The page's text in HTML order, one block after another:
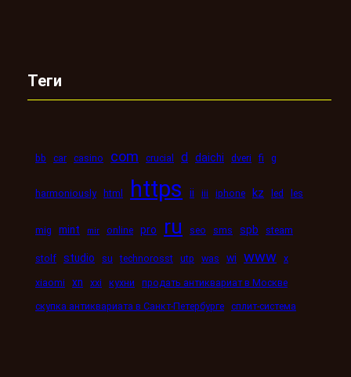
Теги
bb car casino com crucial d daichi dveri fi g
harmoniously html https ii iii iphone kz led les
mig mint mir online pro ru seo sms spb steam
stolf studio su technorosst utp was wi www x
xiaomi xn xxi кухни
продать антиквариат в Москве
скупка антиквариата в Санкт-Петербурге сплит-система